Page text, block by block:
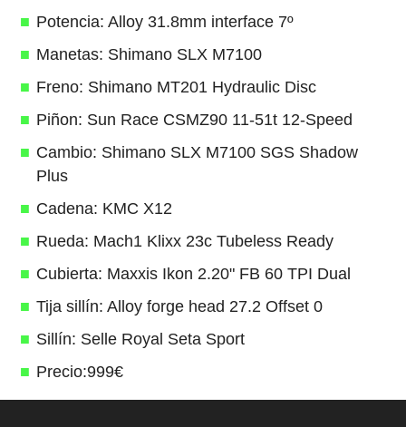
Potencia: Alloy 31.8mm interface 7º
Manetas: Shimano SLX M7100
Freno: Shimano MT201 Hydraulic Disc
Piñon: Sun Race CSMZ90 11-51t 12-Speed
Cambio: Shimano SLX M7100 SGS Shadow
Plus
Cadena: KMC X12
Rueda: Mach1 Klixx 23c Tubeless Ready
Cubierta: Maxxis Ikon 2.20" FB 60 TPI Dual
Tija sillín: Alloy forge head 27.2 Offset 0
Sillín: Selle Royal Seta Sport
Precio:999€